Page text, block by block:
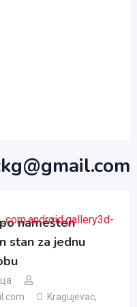
namešten
stan za jednu
Kragujevac,